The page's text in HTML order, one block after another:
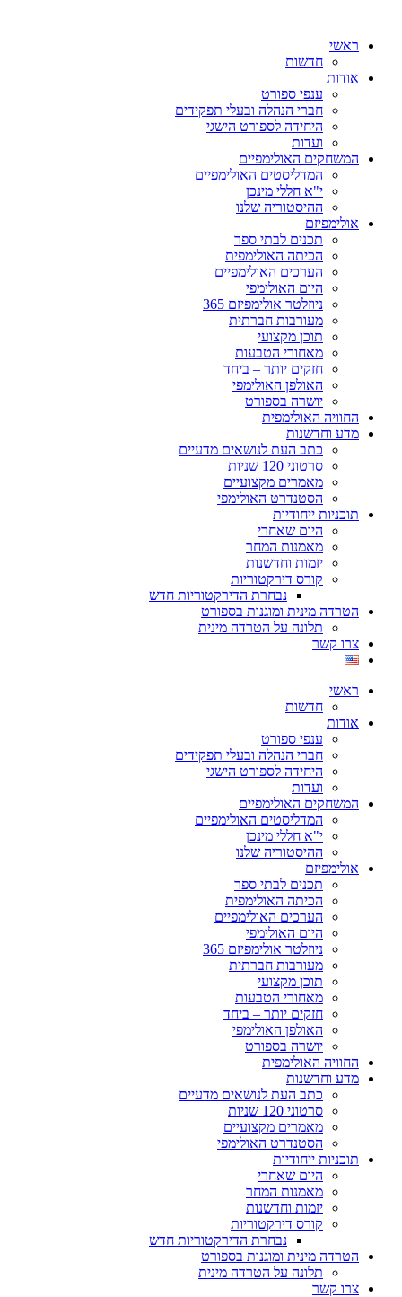
ראשי
חדשות
אודות
ענפי ספורט
חברי הנהלה ובעלי תפקידים
היחידה לספורט הישגי
ועדות
המשחקים האולימפיים
המדליסטים האולימפיים
י"א חללי מינכן
ההיסטוריה שלנו
אולימפיזם
תכנים לבתי ספר
הכיתה האולימפית
הערכים האולימפיים
היום האולימפי
ניוזלטר אולימפיזם 365
מעורבות חברתית
תוכן מקצועי
מאחורי הטבעות
חזקים יותר – ביחד
האולפן האולימפי
יושרה בספורט
החוויה האולימפית
מדע וחדשנות
כתב העת לנושאים מדעיים
סרטוני 120 שניות
מאמרים מקצועיים
הסטנדרט האולימפי
תוכניות ייחודיות
היום שאחרי
מאמנות המחר
יזמות וחדשנות
קורס דירקטוריות
נבחרת הדירקטוריות חדש
הטרדה מינית ומוגנות בספורט
תלונה על הטרדה מינית
צרו קשר
ראשי
חדשות
אודות
ענפי ספורט
חברי הנהלה ובעלי תפקידים
היחידה לספורט הישגי
ועדות
המשחקים האולימפיים
המדליסטים האולימפיים
י"א חללי מינכן
ההיסטוריה שלנו
אולימפיזם
תכנים לבתי ספר
הכיתה האולימפית
הערכים האולימפיים
היום האולימפי
ניוזלטר אולימפיזם 365
מעורבות חברתית
תוכן מקצועי
מאחורי הטבעות
חזקים יותר – ביחד
האולפן האולימפי
יושרה בספורט
החוויה האולימפית
מדע וחדשנות
כתב העת לנושאים מדעיים
סרטוני 120 שניות
מאמרים מקצועיים
הסטנדרט האולימפי
תוכניות ייחודיות
היום שאחרי
מאמנות המחר
יזמות וחדשנות
קורס דירקטוריות
נבחרת הדירקטוריות חדש
הטרדה מינית ומוגנות בספורט
תלונה על הטרדה מינית
צרו קשר